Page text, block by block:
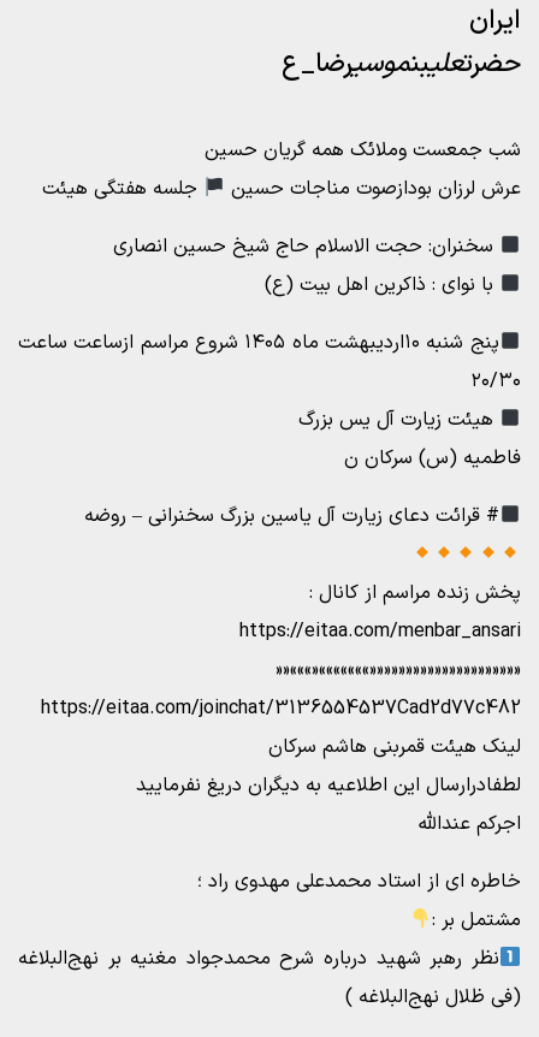
ایران
حضرتعلیبنموسیرضا_ع
شب جمعست وملائک همه گریان حسین
عرش لرزان بودازصوت مناجات حسین
جلسه هفتگی هیئت
سخنران: حجت الاسلام حاج شیخ حسین انصاری
با نوای : ذاکرین اهل بیت (ع)
پنج شنبه ۱۰اردیبهشت ماه ۱۴۰۵ شروع مراسم ازساعت ساعت
۲۰/۳۰
هیئت زیارت آل یس بزرگ
فاطمیه (س) سرکان ن
# قرائت دعای زیارت آل یاسین بزرگ سخنرانی – روضه
پخش زنده مراسم از کانال :
https://eitaa.com/menbar_ansari
«««««««««««««««««««««»»»»»»»«»»»««
https://eitaa.com/joinchat/3136554537Cad2d77c482
لینک هیئت قمربنی هاشم سرکان
لطفادرارسال این اطلاعیه به دیگران دریغ نفرمایید
اجرکم عندالله
خاطره ای از استاد محمدعلی مهدوی راد ؛
مشتمل بر :
نظر رهبر شهید درباره شرح محمدجواد مغنیه بر نهج‌البلاغه
(فی ظلال نهج‌البلاغه )